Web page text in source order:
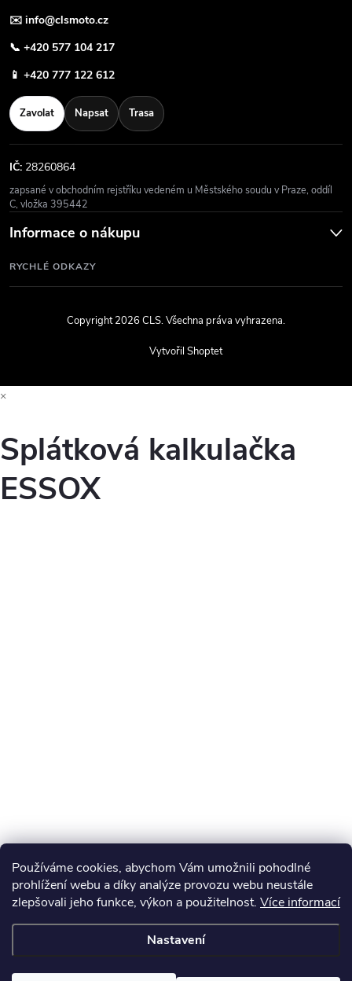
Používáme cookies, abychom Vám umožnili pohodlné
prohlížení webu a díky analýze provozu webu neustále
zlepšovali jeho funkce, výkon a použitelnost. Více informací
Nastavení
✉️ info@clsmoto.cz
📞 +420 577 104 217
📱 +420 777 122 612
Zavolat Napsat Trasa
IČ: 28260864
zapsané v obchodním rejstříku vedeném u Městského soudu v Praze, oddíl
C, vložka 395442
Informace o nákupu
RYCHLÉ ODKAZY
Vytvořil Shoptet
Copyright 2026CLS. Všechna práva vyhrazena.
×
Splátková kalkulačka
ESSOX